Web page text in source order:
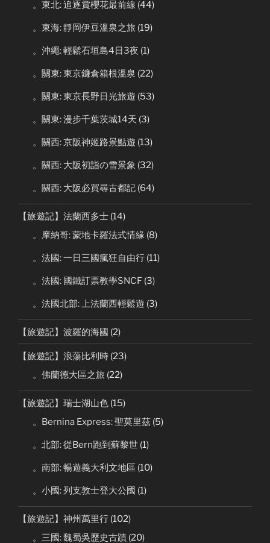
。東北: 追逐賞櫻花最前線 (44)
。東海: 靜岡伊豆溫泉之旅 (19)
。沖繩: 輕鬆石垣島4日3夜 (1)
。關東: 東京鐮倉箱根溫泉 (22)
。關東: 東京長野日光旅遊 (53)
。關東: 漫步千葉茨城14天 (3)
。關西: 京阪神姬路景點遊 (13)
。關西: 大阪初詣の雪景象 (32)
。關西: 大阪必買尋古都記 (64)
【旅遊記】法蘭西多士 (14)
。摩納哥: 蒙地卡羅法式情緣 (8)
。法國: 一日三國瘋狂自由行 (11)
。法國: 國鐵訂票教學SNCF (3)
。法國北部: 上法蘭西輕鬆遊 (3)
【旅遊記】波羅的海國 (2)
【旅遊記】浪蕩比利時 (23)
。佛蘭德大區之旅 (22)
【旅遊記】瑞士湖山色 (15)
。Bernina Express: 聖莫里茲 (5)
。北部: 從Bern跑到蘇黎世 (1)
。南部: 暢遊義大利文地區 (10)
。小國: 列支敦士登大公國 (1)
【旅遊記】神州萬里行 (102)
。三國: 魏蜀吳歷史古蹟 (20)